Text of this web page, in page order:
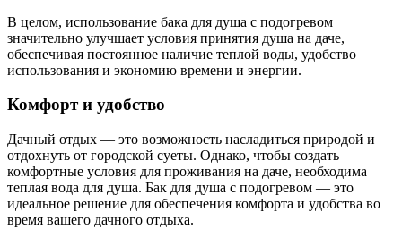
В целом, использование бака для душа с подогревом
значительно улучшает условия принятия душа на даче,
обеспечивая постоянное наличие теплой воды, удобство
использования и экономию времени и энергии.
Комфорт и удобство
Дачный отдых — это возможность насладиться природой и
отдохнуть от городской суеты. Однако, чтобы создать
комфортные условия для проживания на даче, необходима
теплая вода для душа. Бак для душа с подогревом — это
идеальное решение для обеспечения комфорта и удобства во
время вашего дачного отдыха.